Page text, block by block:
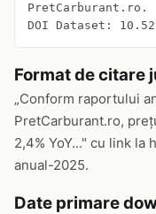
DOI Dataset:
Format de citare
„Conform raportului
PretCarburant.ro,
2,4% YoY..." cu link
anual-2025.
Date primare